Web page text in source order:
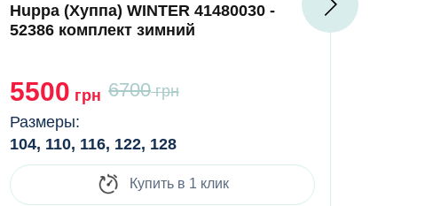
Huppa (Хуппа) WINTER 41480030 -
52386 комплект зимний
5500 грн 6700грн
Размеры:
104, 110, 116, 122, 128
Купить в 1 клик
Huppa
52347